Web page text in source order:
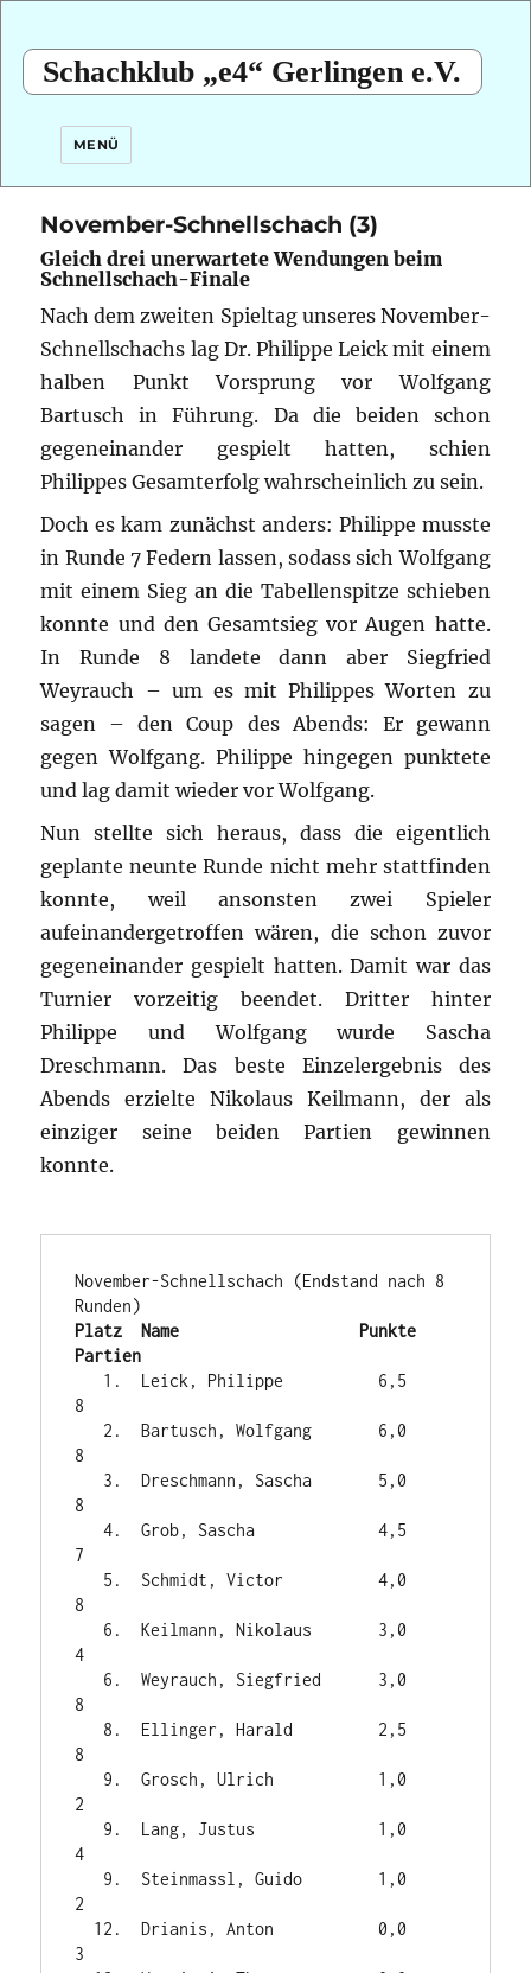
Schachklub „e4“ Gerlingen e.V.
MENÜ
November-Schnellschach (3)
Gleich drei unerwartete Wendungen beim
Schnellschach-Finale
Nach dem zweiten Spieltag unseres November-
Schnellschachs lag Dr. Philippe Leick mit einem
halben Punkt Vorsprung vor Wolfgang
Bartusch in Führung. Da die beiden schon
gegeneinander gespielt hatten, schien
Philippes Gesamterfolg wahrscheinlich zu sein.
Doch es kam zunächst anders: Philippe musste
in Runde 7 Federn lassen, sodass sich Wolfgang
mit einem Sieg an die Tabellenspitze schieben
konnte und den Gesamtsieg vor Augen hatte.
In Runde 8 landete dann aber Siegfried
Weyrauch – um es mit Philippes Worten zu
sagen – den Coup des Abends: Er gewann
gegen Wolfgang. Philippe hingegen punktete
und lag damit wieder vor Wolfgang.
Nun stellte sich heraus, dass die eigentlich
geplante neunte Runde nicht mehr stattfinden
konnte, weil ansonsten zwei Spieler
aufeinandergetroffen wären, die schon zuvor
gegeneinander gespielt hatten. Damit war das
Turnier vorzeitig beendet. Dritter hinter
Philippe und Wolfgang wurde Sascha
Dreschmann. Das beste Einzelergebnis des
Abends erzielte Nikolaus Keilmann, der als
einziger seine beiden Partien gewinnen
konnte.
November-Schnellschach (Endstand nach 8
Platz  Name                   Punkte
Partien
8
8
8
   4.  Grob, Sascha             4,5
7
8
4
8
8
2
4
2
3